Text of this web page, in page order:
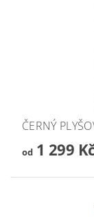
ČERNÝ
od1 299